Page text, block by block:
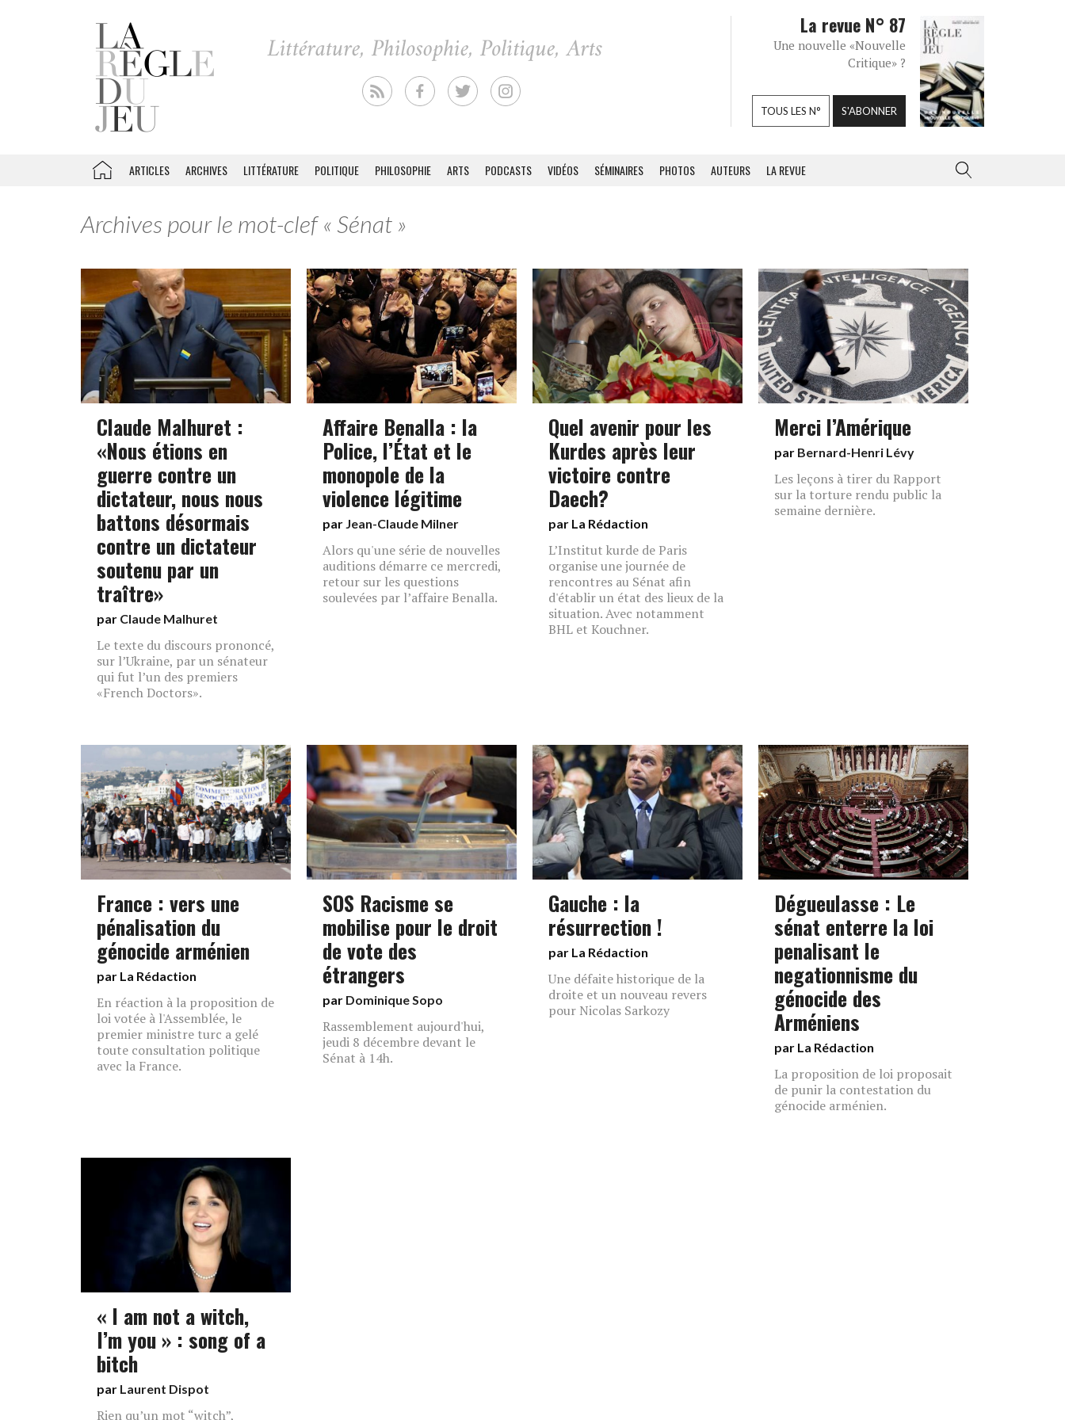
La revue N° 87
Une nouvelle «Nouvelle
Critique» ?
TOUS LES N° S'ABONNER
ARTICLES ARCHIVES LITTÉRATURE POLITIQUE PHILOSOPHIE ARTS PODCASTS VIDÉOS SÉMINAIRES PHOTOS AUTEURS LA REVUE
Archives pour le mot-clef « Sénat »
Claude Malhuret :
«Nous étions en
guerre contre un
dictateur, nous nous
battons désormais
contre un dictateur
soutenu par un
traître»
par Claude Malhuret
Le texte du discours prononcé,
sur l’Ukraine, par un sénateur
qui fut l’un des premiers
«French Doctors».
Affaire Benalla : la
Police, l’État et le
monopole de la
violence légitime
par Jean-Claude Milner
Alors qu'une série de nouvelles
auditions démarre ce mercredi,
retour sur les questions
soulevées par l’affaire Benalla.
Quel avenir pour les
Kurdes après leur
victoire contre
Daech?
par La Rédaction
L’Institut kurde de Paris
organise une journée de
rencontres au Sénat afin
d'établir un état des lieux de la
situation. Avec notamment
BHL et Kouchner.
Merci l’Amérique
par Bernard-Henri Lévy
Les leçons à tirer du Rapport
sur la torture rendu public la
semaine dernière.
France : vers une
pénalisation du
génocide arménien
par La Rédaction
En réaction à la proposition de
loi votée à l'Assemblée, le
premier ministre turc a gelé
toute consultation politique
avec la France.
SOS Racisme se
mobilise pour le droit
de vote des
étrangers
par Dominique Sopo
Rassemblement aujourd'hui,
jeudi 8 décembre devant le
Sénat à 14h.
Gauche : la
résurrection !
par La Rédaction
Une défaite historique de la
droite et un nouveau revers
pour Nicolas Sarkozy
Dégueulasse : Le
sénat enterre la loi
penalisant le
negationnisme du
génocide des
Arméniens
par La Rédaction
La proposition de loi proposait
de punir la contestation du
génocide arménien.
« I am not a witch,
I’m you » : song of a
bitch
par Laurent Dispot
Rien qu’un mot “witch”,